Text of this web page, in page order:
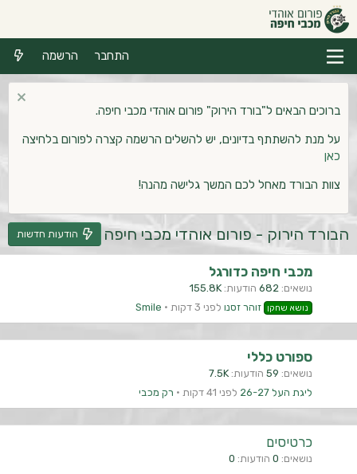
התחבר הרשמה
ברוכים הבאים ל"בורד הירוק" פורום אוהדי מכבי חיפה.
על מנת להשתתף בדיונים, יש להשלים הרשמה קצרה לפורום בלחיצה
כאן
צוות הבורד מאחל לכם המשך גלישה מהנה!
הבורד הירוק - פורום אוהדי מכבי חיפה הודעות חדשות
מכבי חיפה כדורגל
נושאים 682 הודעות 155.8K
נושא שחקן זוהר זסנו לפני 3 דקות Smile
ספורט כללי
נושאים 59 הודעות 7.5K
ליגת העל 26-27
לפני 41 דקות רק מכבי
כרטיסים
נושאים 0 הודעות 0